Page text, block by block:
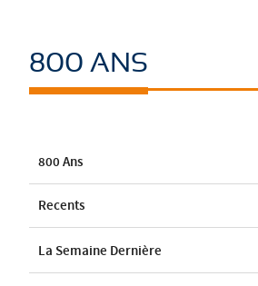
800 ANS
800 Ans
Recents
La Semaine Dernière